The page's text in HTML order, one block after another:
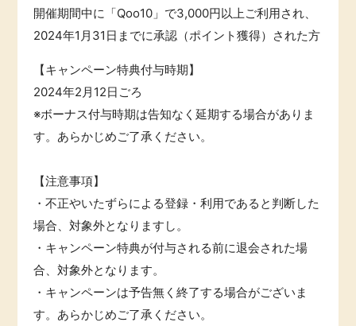
開催期間中に「Qoo10」で3,000円以上ご利用され、
2024年1月31日までに承認（ポイント獲得）された方
【キャンペーン特典付与時期】
2024年2月12日ごろ
※ボーナス付与時期は告知なく延期する場合がありま
す。あらかじめご了承ください。
【注意事項】
・不正やいたずらによる登録・利用であると判断した
場合、対象外となりますし。
・キャンペーン特典が付与される前に退会された場
合、対象外となります。
・キャンペーンは予告無く終了する場合がございま
す。あらかじめご了承ください。